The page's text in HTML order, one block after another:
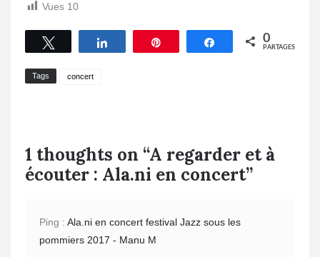
Vues 10
Tweetez Partagez Partagez 0
PARTAGES
Tags concert
1 thoughts on “A regarder et à
écouter : Ala.ni en concert”
Ping : Ala.ni en concert festival Jazz sous les
pommiers 2017 - Manu M